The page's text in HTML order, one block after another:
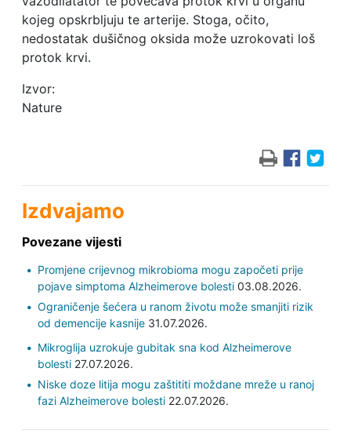
kojeg opskrbljuju te arterije. Stoga, očito,
nedostatak dušičnog oksida može uzrokovati loš
protok krvi.
Izvor:
Nature
Izdvajamo
Povezane vijesti
Promjene crijevnog mikrobioma mogu započeti prije
pojave simptoma Alzheimerove bolesti03.08.2026.
Ograničenje šećera u ranom životu može smanjiti rizik
od demencije kasnije31.07.2026.
Mikroglija uzrokuje gubitak sna kod Alzheimerove
bolesti27.07.2026.
Niske doze litija mogu zaštititi moždane mreže u ranoj
fazi Alzheimerove bolesti22.07.2026.